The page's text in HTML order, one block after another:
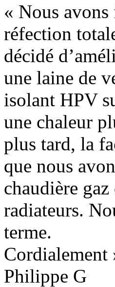
« Nous
réfection
décidé
une laine de
isolant HPV
une chaleur
plus tard, la
que nous
chaudière
radiateurs.
terme.
Cordialement
Philippe G